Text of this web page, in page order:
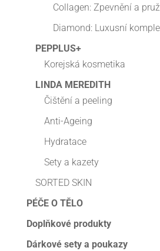
Collagen: Zpevnění a
Diamond: Luxusní
PEPPLUS+
Korejská kosmetika
LINDA MEREDITH
Čištění a peeling
Anti-Ageing
Hydratace
Sety a kazety
SORTED SKIN
PÉČE O TĚLO
Doplňkové produkty
Dárkové sety a poukazy